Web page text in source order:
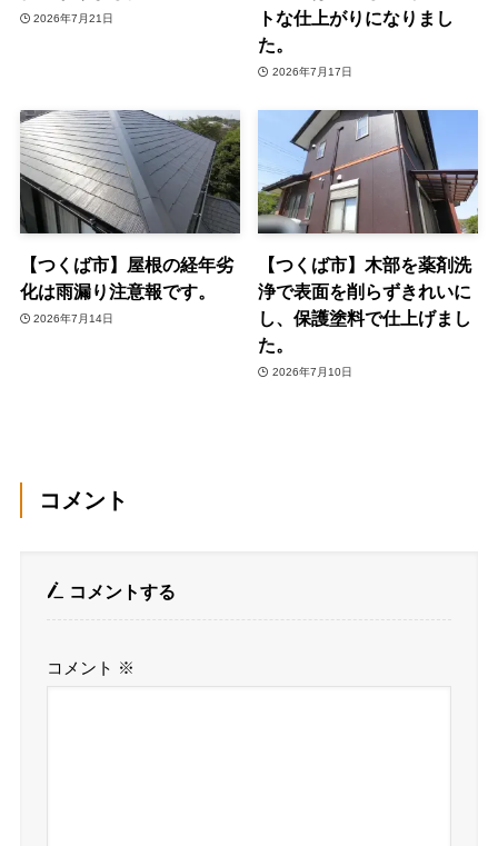
2026年7月21日
トな仕上がりになりまし
た。
2026年7月17日
【つくば市】屋根の経年劣
化は雨漏り注意報です。
2026年7月14日
【つくば市】木部を薬剤洗
浄で表面を削らずきれいに
し、保護塗料で仕上げまし
た。
2026年7月10日
コメント
コメントする
コメント ※